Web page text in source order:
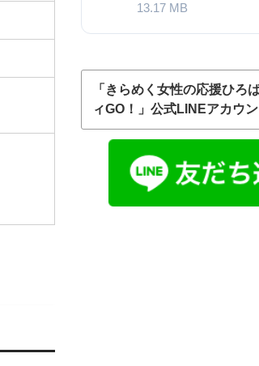
13.17 MB
「きらめく女性の応援ひろ
ィGO！」公式LINEアカウン